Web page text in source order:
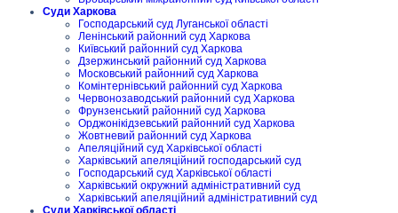
Суди Харкова
Господарський суд Луганської області
Ленінський районний суд Харкова
Київський районний суд Харкова
Дзержинський районний суд Харкова
Московський районний суд Харкова
Комінтернівський районний суд Харкова
Червонозаводський районний суд Харкова
Фрунзенський районний суд Харкова
Орджонікідзевський районний суд Харкова
Жовтневий районний суд Харкова
Апеляційний суд Харківської області
Харківський апеляційний господарський суд
Господарський суд Харківської області
Харківський окружний адміністративний суд
Харківський апеляційний адміністративний суд